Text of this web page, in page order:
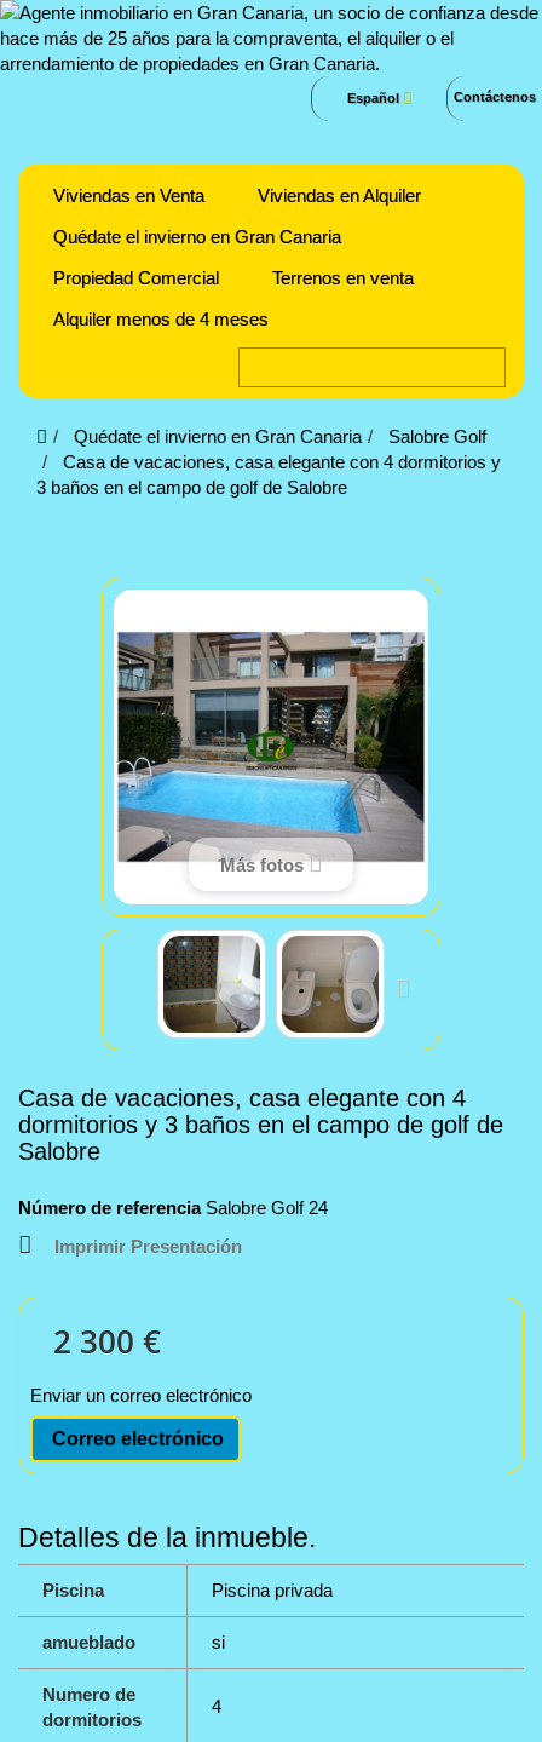
Contáctenos
Español
Viviendas en Venta
Viviendas en Alquiler
Quédate el invierno en Gran Canaria
Propiedad Comercial
Terrenos en venta
Alquiler menos de 4 meses
Quédate el invierno en Gran Canaria
Salobre Golf
Casa de vacaciones, casa elegante con 4 dormitorios y
3 baños en el campo de golf de Salobre
Más fotos
Casa de vacaciones, casa elegante con 4
dormitorios y 3 baños en el campo de golf de
Salobre
Número de referencia Salobre Golf 24
Imprimir Presentación
2 300 €
Enviar un correo electrónico
Correo electrónico
Detalles de la inmueble.
Piscina Piscina privada
amueblado si
Numero de
dormitorios
4